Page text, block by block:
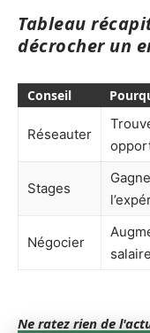
Tableau
décrocher un
Conseil
Réseauter
Stages
Négocier
salaire
Ne ratez rien de